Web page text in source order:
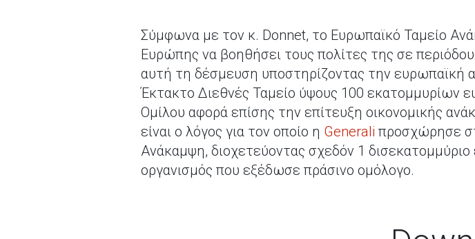
Σύμφωνα με τον κ. Donnet, το Ευρωπαϊκό Ταμείο
Ευρώπης να βοηθήσει τους πολίτες της σε
αυτή τη δέσμευση υποστηρίζοντας την ευρωπαϊκή
Έκτακτο Διεθνές Ταμείο ύψους 100 εκατομμυρίων
Ομίλου αφορά επίσης την επίτευξη οικονομικής
είναι ο λόγος για τον οποίο η Generali προσχώρησε
Ανάκαμψη, διοχετεύοντας σχεδόν 1
οργανισμός που εξέδωσε πράσινο ομόλογο.